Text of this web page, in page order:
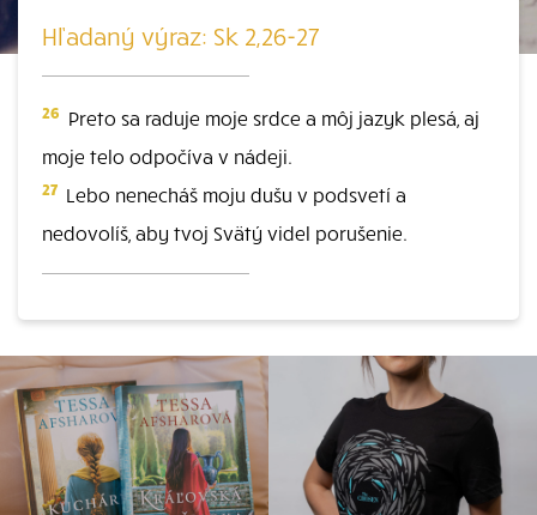
Hľadaný výraz: Sk 2,26-27
26 Preto sa raduje moje srdce a môj jazyk plesá, aj
moje telo odpočíva v nádeji.
27 Lebo nenecháš moju dušu v podsvetí a
nedovolíš, aby tvoj Svätý videl porušenie.